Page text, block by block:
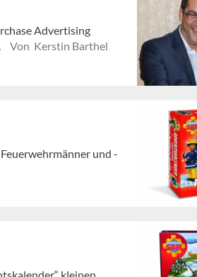
Advertising
Von Kerstin Barthel
und -